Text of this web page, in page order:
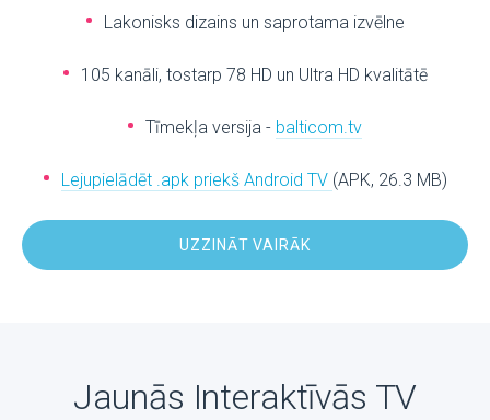
Lakonisks dizains un saprotama izvēlne
105 kanāli, tostarp 78 HD un Ultra HD kvalitātē
Tīmekļa versija - balticom.tv
Lejupielādēt .apk priekš Android TV (APK, 26.3 MB)
UZZINĀT VAIRĀK
Jaunās Interaktīvās TV